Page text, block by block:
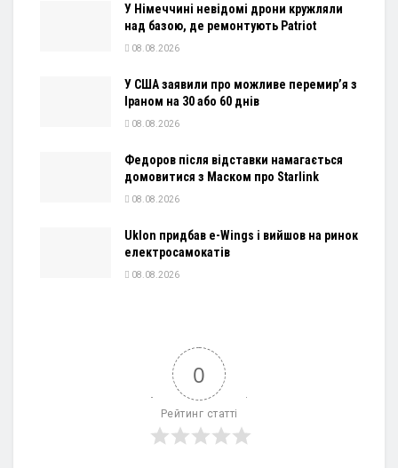
У Німеччині невідомі дрони кружляли
над базою, де ремонтують Patriot
08.08.2026
У США заявили про можливе перемир’я з
Іраном на 30 або 60 днів
08.08.2026
Федоров після відставки намагається
домовитися з Маском про Starlink
08.08.2026
Uklon придбав e-Wings і вийшов на ринок
електросамокатів
08.08.2026
0
Рейтинг статті